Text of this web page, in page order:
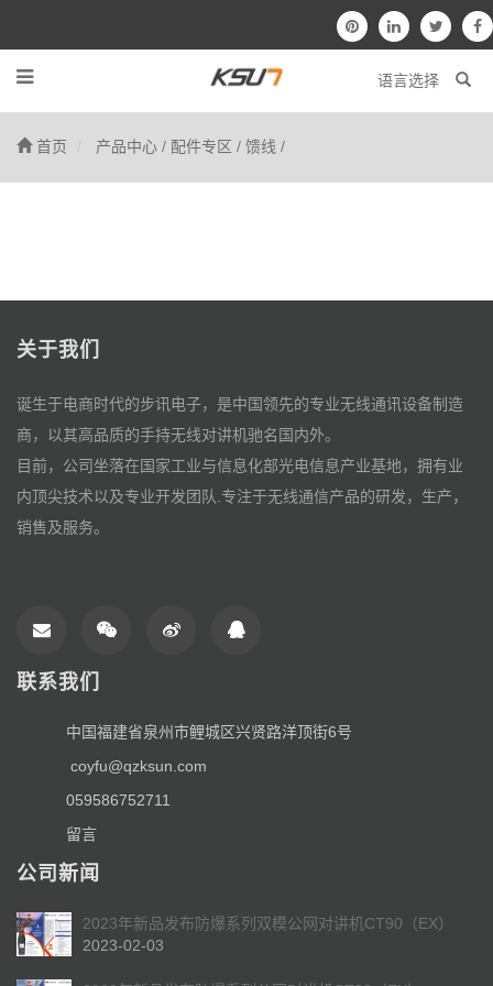
语言选择
首页 产品中心 / 配件专区 / 馈线 /
关于我们
诞生于电商时代的步讯电子，是中国领先的专业无线通讯设备制造
商，以其高品质的手持无线对讲机驰名国内外。
目前，公司坐落在国家工业与信息化部光电信息产业基地，拥有业
内顶尖技术以及专业开发团队.专注于无线通信产品的研发，生产，
销售及服务。
联系我们
中国福建省泉州市鲤城区兴贤路洋顶街6号
coyfu@qzksun.com
059586752711
留言
公司新闻
2023年新品发布防爆系列双模公网对讲机CT90（EX）
2023-02-03